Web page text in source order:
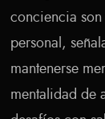
conciencia son
personal,
mantenerse
mentalidad de